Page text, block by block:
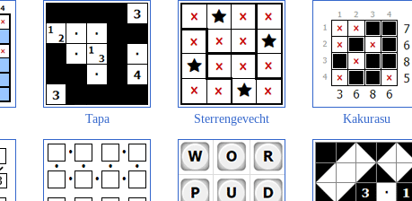
Tapa Sterrengevecht Kakurasu